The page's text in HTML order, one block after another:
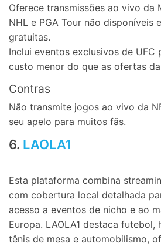
Oferece transmissões ao vivo da
NHL e PGA Tour não disponíveis
gratuitas.
Inclui eventos exclusivos de UFC
custo menor do que as ofertas
Contras
Não transmite jogos ao vivo da
seu apelo para muitos fãs.
6. LAOLA1
Esta plataforma combina
com cobertura local detalhada
acesso a eventos de nicho e ao
Europa. LAOLA1 destaca futebol,
tênis de mesa e automobilismo,